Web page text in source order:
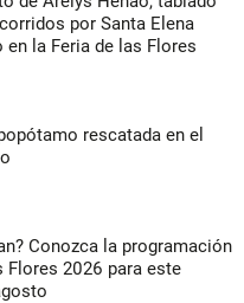
por Santa Elena
la Feria de las Flores
rescatada en el
Conozca la programación
Flores 2026 para este